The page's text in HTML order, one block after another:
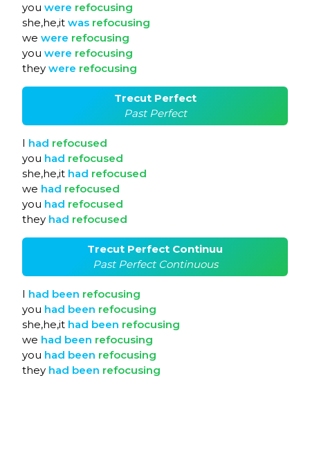
you were refocusing
she,he,it was refocusing
we were refocusing
you were refocusing
they were refocusing
Trecut Perfect
Past Perfect
I had refocused
you had refocused
she,he,it had refocused
we had refocused
you had refocused
they had refocused
Trecut Perfect Continuu
Past Perfect Continuous
I had been refocusing
you had been refocusing
she,he,it had been refocusing
we had been refocusing
you had been refocusing
they had been refocusing